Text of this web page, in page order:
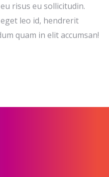
risus eu sollicitudin.
leo id, hendrerit
quam in elit accumsan!